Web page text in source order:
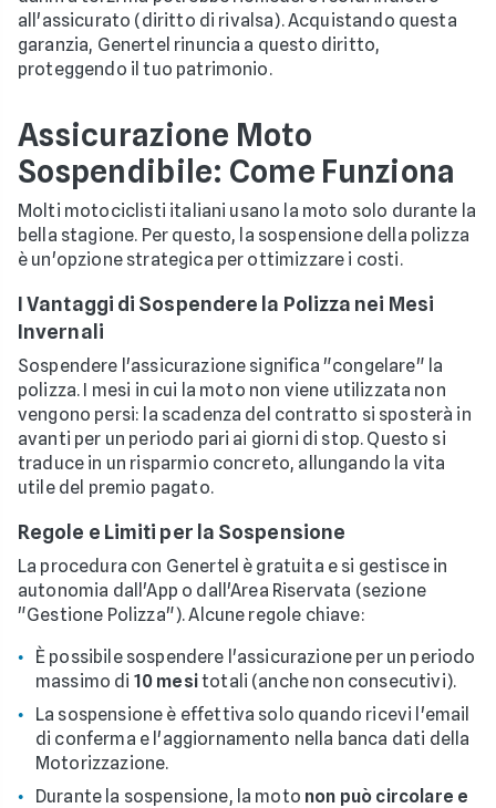
all'assicurato (diritto di rivalsa). Acquistando questa
garanzia, Genertel rinuncia a questo diritto,
proteggendo il tuo patrimonio.
Assicurazione Moto
Sospendibile: Come Funziona
Molti motociclisti italiani usano la moto solo durante la
bella stagione. Per questo, la sospensione della polizza
è un'opzione strategica per ottimizzare i costi.
I Vantaggi di Sospendere la Polizza nei Mesi
Invernali
Sospendere l'assicurazione significa "congelare" la
polizza. I mesi in cui la moto non viene utilizzata non
vengono persi: la scadenza del contratto si sposterà in
avanti per un periodo pari ai giorni di stop. Questo si
traduce in un risparmio concreto, allungando la vita
utile del premio pagato.
Regole e Limiti per la Sospensione
La procedura con Genertel è gratuita e si gestisce in
autonomia dall'App o dall'Area Riservata (sezione
"Gestione Polizza"). Alcune regole chiave:
È possibile sospendere l'assicurazione per un periodo
massimo di 10 mesitotali (anche non consecutivi).
La sospensione è effettiva solo quando ricevi l'email
di conferma e l'aggiornamento nella banca dati della
Motorizzazione.
Durante la sospensione, la moto non può circolare e